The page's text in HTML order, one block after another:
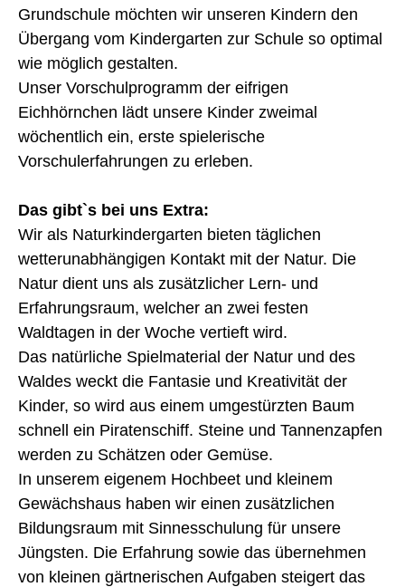
Grundschule möchten wir unseren Kindern den
Übergang vom Kindergarten zur Schule so optimal
wie möglich gestalten.
Unser Vorschulprogramm der eifrigen
Eichhörnchen lädt unsere Kinder zweimal
wöchentlich ein, erste spielerische
Vorschulerfahrungen zu erleben.
Das gibt`s bei uns Extra:
Wir als Naturkindergarten bieten täglichen
wetterunabhängigen Kontakt mit der Natur. Die
Natur dient uns als zusätzlicher Lern- und
Erfahrungsraum, welcher an zwei festen
Waldtagen in der Woche vertieft wird.
Das natürliche Spielmaterial der Natur und des
Waldes weckt die Fantasie und Kreativität der
Kinder, so wird aus einem umgestürzten Baum
schnell ein Piratenschiff. Steine und Tannenzapfen
werden zu Schätzen oder Gemüse.
In unserem eigenem Hochbeet und kleinem
Gewächshaus haben wir einen zusätzlichen
Bildungsraum mit Sinnesschulung für unsere
Jüngsten. Die Erfahrung sowie das übernehmen
von kleinen gärtnerischen Aufgaben steigert das